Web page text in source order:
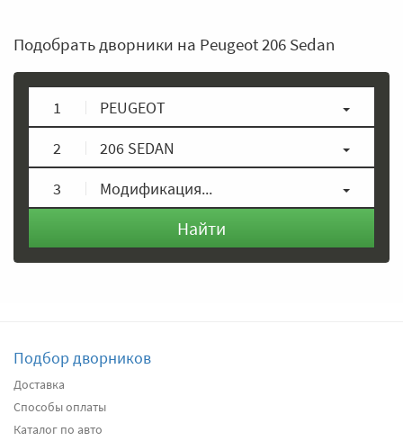
Подобрать дворники на Peugeot 206 Sedan
1
PEUGEOT
2
206 SEDAN
3
Модификация...
Найти
Подбор дворников
Доставка
Способы оплаты
Каталог по авто